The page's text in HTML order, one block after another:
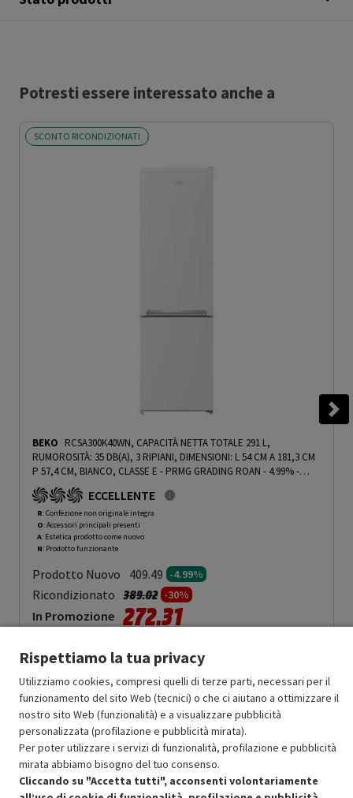
Potresti essere interessato anche a
SCONTO RICONDIZIONATI
BEKO RCSA300K40WN, CAPACITÀ NETTA TOTALE 291 L,
RUMOROSITÀ: 35 DB(A), 3 RIPIANI, DIMENSIONI: L 54 CM A 181,3 CM
P 57,4 CM, BIANCO, CLASSE E - PRMG GRADING ROAN - 4.99%-
PRMG GRADING ROAN - 5%
ECCELLENTE
R: Confezione non originale integra
O: Accessori principali presenti
A: Estetica prodotto come nuovo
N: Prodotto funzionante
Prodotto Nuovo 409.49 -4.99%
Ricondizionato Prezzo ridotto da
389.02a-30%
In Promozione 272.31
Aggiungi al carrello
SCONTO RICONDIZIONATI
Approfitta dello sconto del 30% sul prodotto ricondizionato.
Rispettiamo la tua privacy
Utilizziamo cookies, compresi quelli di terze parti, necessari per il
funzionamento del sito Web (tecnici) o che ci aiutano a ottimizzare il
nostro sito Web (funzionalità) e a visualizzare pubblicità
personalizzata (profilazione e pubblicità mirata).
Per poter utilizzare i servizi di funzionalità, profilazione e pubblicità
mirata abbiamo bisogno del tuo consenso.
Cliccando su "Accetta tutti", acconsenti volontariamente